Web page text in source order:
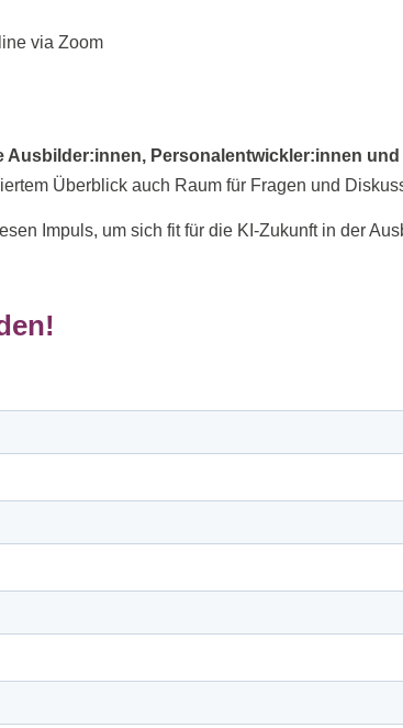
via Zoom
Ausbilder:innen, Personalentwickler:innen
Überblick auch Raum für Fragen und
Impuls, um sich fit für die KI‑Zukunft in der